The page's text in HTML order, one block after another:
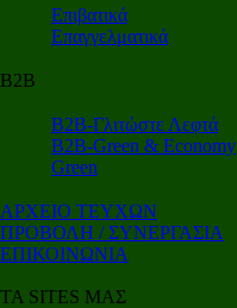
Επιβατικά
Επαγγελματικά
Β2Β
Β2Β-Γλιτώστε Λεφτά
Β2Β-Green & Economy
Green
ΑΡΧΕΙΟ ΤΕΥΧΩΝ
ΠΡΟΒΟΛΗ / ΣΥΝΕΡΓΑΣΙΑ
ΕΠΙΚΟΙΝΩΝΙΑ
ΤΑ SITES ΜΑΣ